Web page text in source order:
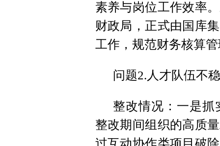
素养与岗位工作效率
财政局，正式由国库
工作，规范财务核算
问题2.人才队伍不
整改情况：一是
整改期间组织的高质
过互动协作类项目破